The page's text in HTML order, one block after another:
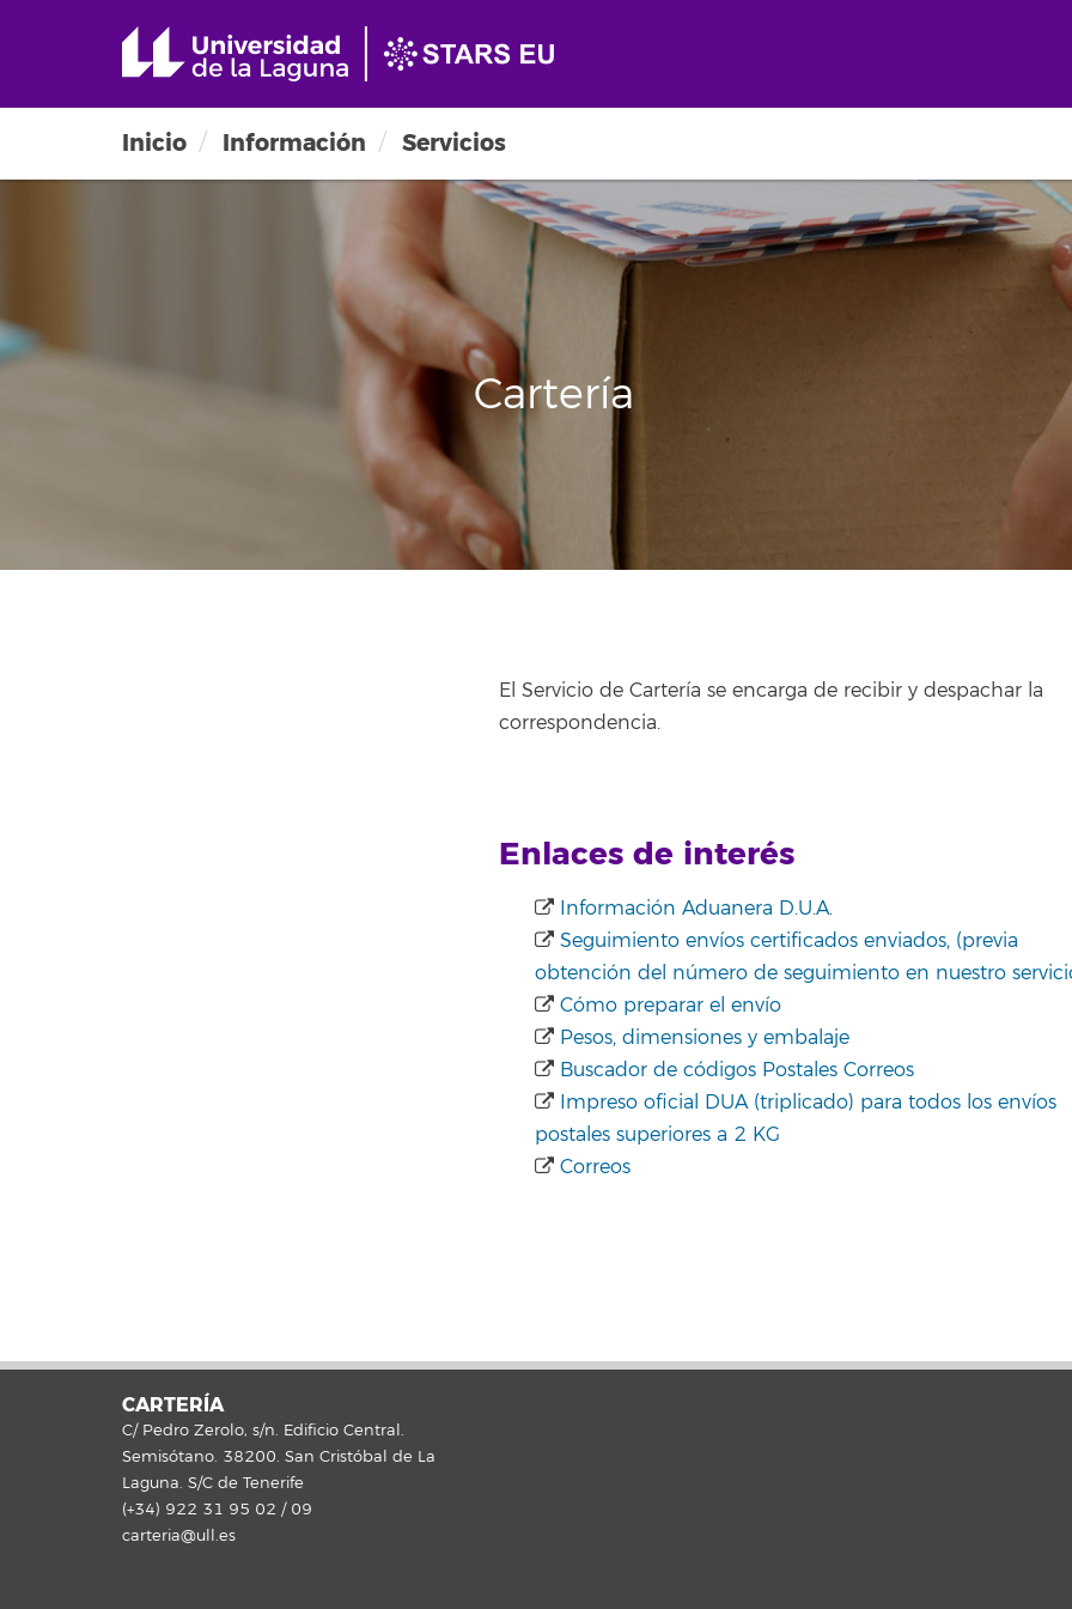
Inicio Información Servicios
Cartería
El Servicio de Cartería se encarga de recibir y despachar la
correspondencia.
Enlaces de interés
Información Aduanera D.U.A.
Seguimiento envíos certificados enviados, (previa
obtención del número de seguimiento en nuestro
Cómo preparar el envío
Pesos, dimensiones y embalaje
Buscador de códigos Postales Correos
Impreso oficial DUA (triplicado) para todos los envíos
postales superiores a 2 KG
Correos
CARTERÍA
C/ Pedro Zerolo, s/n. Edificio Central.
Semisótano. 38200. San Cristóbal de La
Laguna. S/C de Tenerife
(+34) 922 31 95 02 / 09
carteria@ull.es